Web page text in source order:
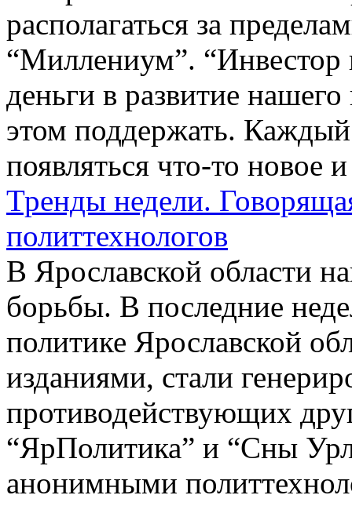
располагаться за
“Миллениум”. “Инвестор
деньги в развитие
этом поддержать.
появляться что-то новое
Тренды недели.
политтехнологов
В Ярославской области
борьбы. В последние
политике Ярославской
изданиями, стали
противодействующих
“ЯрПолитика” и “Сны
анонимными